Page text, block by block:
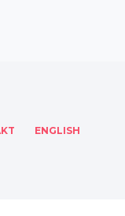
ENGLISH